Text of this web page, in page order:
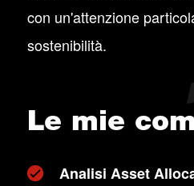
con un'attenzione
sostenibilità.
Le mie
Analisi Asset